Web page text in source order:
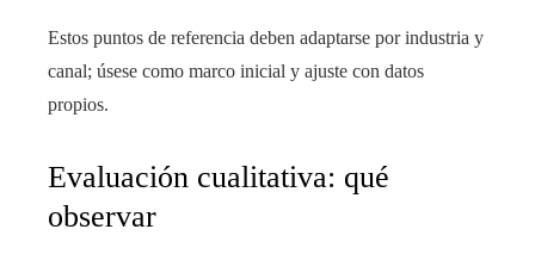
Estos puntos de referencia deben adaptarse por industria y
canal; úsese como marco inicial y ajuste con datos
propios.
Evaluación cualitativa: qué
observar